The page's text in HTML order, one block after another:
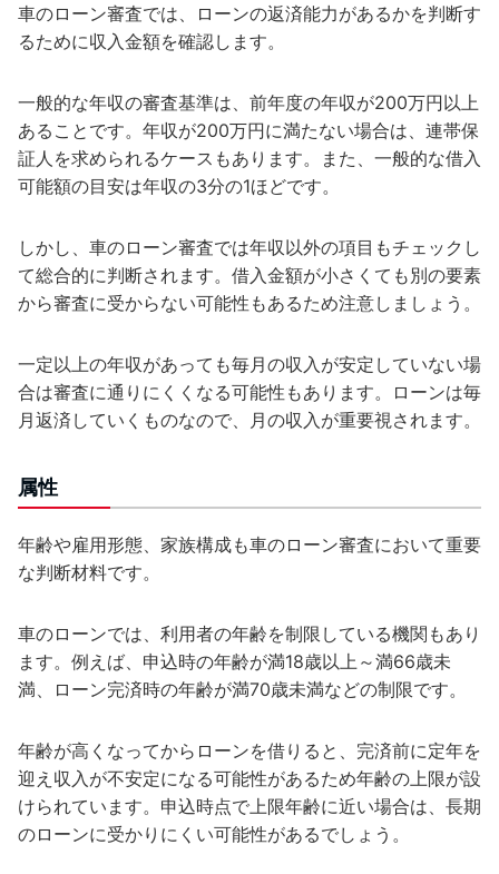
車のローン審査では、ローンの返済能力があるかを判断す
るために収入金額を確認します。
一般的な年収の審査基準は、前年度の年収が200万円以上
あることです。年収が200万円に満たない場合は、連帯保
証人を求められるケースもあります。また、一般的な借入
可能額の目安は年収の3分の1ほどです。
しかし、車のローン審査では年収以外の項目もチェックし
て総合的に判断されます。借入金額が小さくても別の要素
から審査に受からない可能性もあるため注意しましょう。
一定以上の年収があっても毎月の収入が安定していない場
合は審査に通りにくくなる可能性もあります。ローンは毎
月返済していくものなので、月の収入が重要視されます。
属性
年齢や雇用形態、家族構成も車のローン審査において重要
な判断材料です。
車のローンでは、利用者の年齢を制限している機関もあり
ます。例えば、申込時の年齢が満18歳以上～満66歳未
満、ローン完済時の年齢が満70歳未満などの制限です。
年齢が高くなってからローンを借りると、完済前に定年を
迎え収入が不安定になる可能性があるため年齢の上限が設
けられています。申込時点で上限年齢に近い場合は、長期
のローンに受かりにくい可能性があるでしょう。